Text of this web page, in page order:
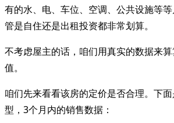
有的水、电、车位、空调、公共设施等
管是自住还是出租投资都非常划算。
不考虑屋主的话，咱们用真实的数据来
值。
咱们先来看看该房的定价是否合理。下
型，3个月内的销售数据：